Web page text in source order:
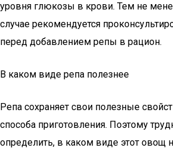
уровня глюкозы в крови. Тем не
случае рекомендуется
перед добавлением репы в рацион.
В каком виде репа полезнее
Репа сохраняет свои полезные
способа приготовления. Поэтому
определить, в каком виде этот овощ